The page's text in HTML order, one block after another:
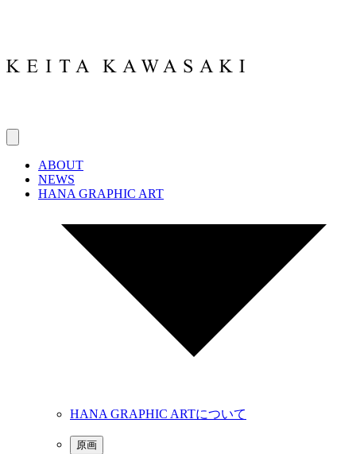
ABOUT
NEWS
HANA GRAPHIC ART
HANA GRAPHIC ARTについて
原画